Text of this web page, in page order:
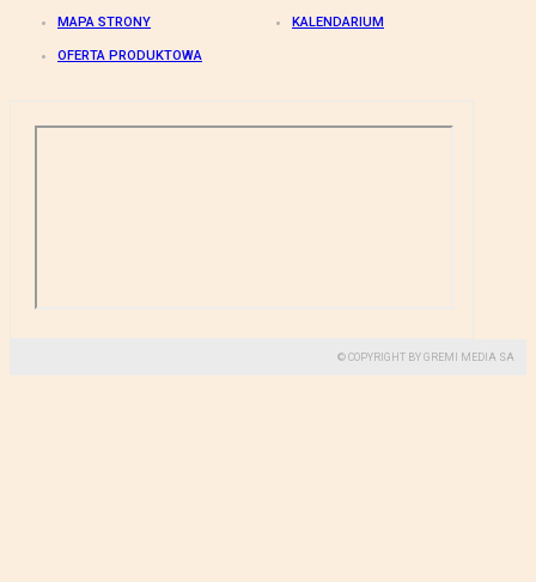
MAPA STRONY KALENDARIUM
OFERTA PRODUKTOWA
© COPYRIGHT BY GREMI MEDIA SA